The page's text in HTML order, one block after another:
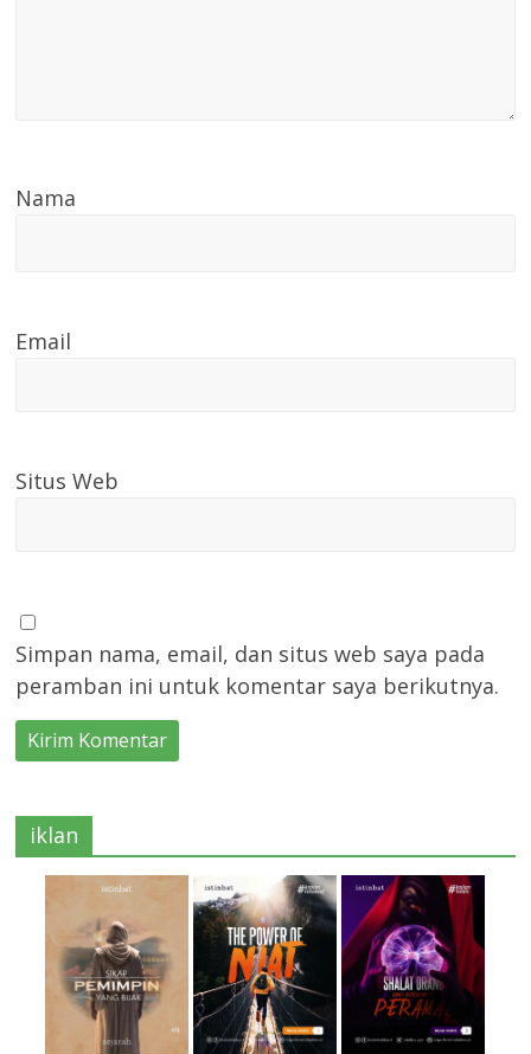
Nama
Email
Situs Web
Simpan nama, email, dan situs web saya pada
peramban ini untuk komentar saya berikutnya.
iklan